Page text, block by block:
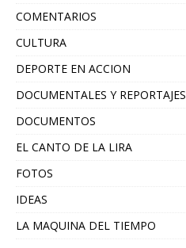
COMENTARIOS
CULTURA
DEPORTE EN ACCION
DOCUMENTALES Y REPORTAJES
DOCUMENTOS
EL CANTO DE LA LIRA
FOTOS
IDEAS
LA MAQUINA DEL TIEMPO